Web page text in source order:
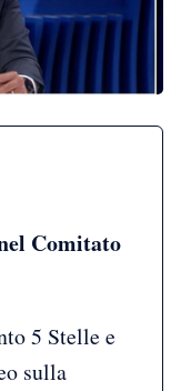
Comitato
5 Stelle e
sulla